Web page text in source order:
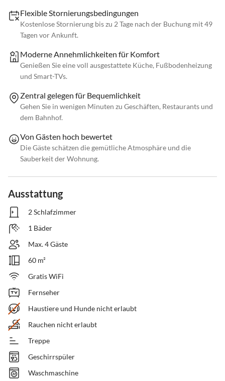
Flexible Stornierungsbedingungen
Kostenlose Stornierung bis zu 2 Tage nach der Buchung mit 49
Tagen vor Ankunft.
Moderne Annehmlichkeiten für Komfort
Genießen Sie eine voll ausgestattete Küche, Fußbodenheizung
und Smart-TVs.
Zentral gelegen für Bequemlichkeit
Gehen Sie in wenigen Minuten zu Geschäften, Restaurants und
dem Bahnhof.
Von Gästen hoch bewertet
Die Gäste schätzen die gemütliche Atmosphäre und die
Sauberkeit der Wohnung.
Ausstattung
2 Schlafzimmer
1 Bäder
Max. 4 Gäste
60 m²
Gratis WiFi
Fernseher
Haustiere und Hunde nicht erlaubt
Rauchen nicht erlaubt
Treppe
Geschirrspüler
Waschmaschine